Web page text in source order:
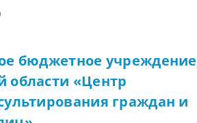
бюджетное учреждение
области «Центр
граждан и